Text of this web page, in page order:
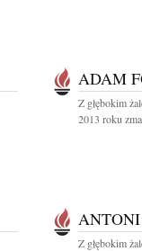
ADAM
Z głębokim
2013 roku
Z głębokim